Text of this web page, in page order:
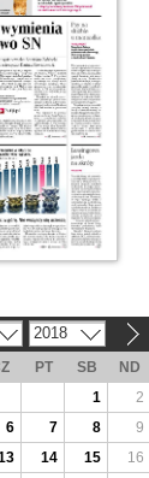
2018
PT SB
ND
1
2
6 7 8
9
14 15
16